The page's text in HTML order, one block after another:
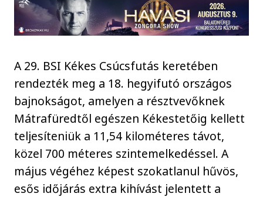
A 29. BSI Kékes Csúcsfutás keretében
rendezték meg a 18. hegyifutó országos
bajnokságot, amelyen a résztvevőknek
Mátrafüredtől egészen Kékestetőig kellett
teljesíteniük a 11,54 kilométeres távot,
közel 700 méteres szintemelkedéssel. A
május végéhez képest szokatlanul hűvös,
esős időjárás extra kihívást jelentett a